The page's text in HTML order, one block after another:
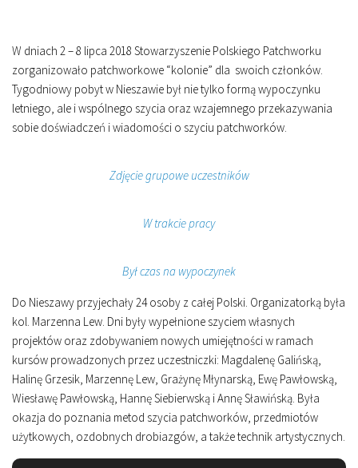
W dniach 2 – 8 lipca 2018 Stowarzyszenie Polskiego Patchworku
zorganizowało patchworkowe “kolonie” dla swoich członków.
Tygodniowy pobyt w Nieszawie był nie tylko formą wypoczynku
letniego, ale i wspólnego szycia oraz wzajemnego przekazywania
sobie doświadczeń i wiadomości o szyciu patchworków.
Zdjęcie grupowe uczestników
W trakcie pracy
Był czas na wypoczynek
Do Nieszawy przyjechały 24 osoby z całej Polski. Organizatorką była
kol. Marzenna Lew. Dni były wypełnione szyciem własnych
projektów oraz zdobywaniem nowych umiejętności w ramach
kursów prowadzonych przez uczestniczki: Magdalenę Galińską,
Halinę Grzesik, Marzennę Lew, Grażynę Młynarską, Ewę Pawłowską,
Wiesławę Pawłowską, Hannę Siebierwską i Annę Sławińską. Była
okazja do poznania metod szycia patchworków, przedmiotów
użytkowych, ozdobnych drobiazgów, a także technik artystycznych.